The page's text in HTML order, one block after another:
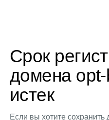
Срок
домена
истек
Если вы хотите